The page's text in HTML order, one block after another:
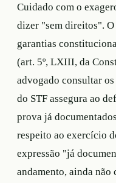
Cuidado com o
dizer "sem direitos".
garantias
(art. 5º, LXIII, da
advogado consultar
do STF assegura ao
prova já
respeito ao exercício
expressão "já
andamento, ainda não